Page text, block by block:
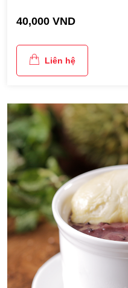
40,000 VND
Liên hệ